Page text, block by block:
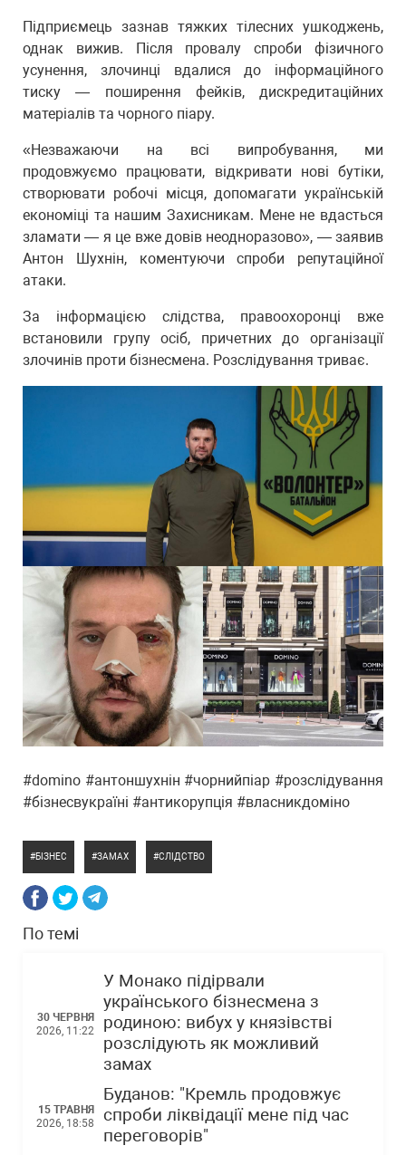
Підприємець зазнав тяжких тілесних ушкоджень,
однак вижив. Після провалу спроби фізичного
усунення, злочинці вдалися до інформаційного
тиску — поширення фейків, дискредитаційних
матеріалів та чорного піару.
«Незважаючи на всі випробування, ми
продовжуємо працювати, відкривати нові бутіки,
створювати робочі місця, допомагати українській
економіці та нашим Захисникам. Мене не вдасться
зламати — я це вже довів неодноразово», — заявив
Антон Шухнін, коментуючи спроби репутаційної
атаки.
За інформацією слідства, правоохоронці вже
встановили групу осіб, причетних до організації
злочинів проти бізнесмена. Розслідування триває.
#domino #антоншухнін #чорнийпіар #розслідування
#бізнесвукраїні #антикорупція #власникдоміно
БІЗНЕС ЗАМАХ СЛІДСТВО
По темі
30 ЧЕРВНЯ
2026, 11:22
У Монако підірвали
українського бізнесмена з
родиною: вибух у князівстві
розслідують як можливий
замах
15 ТРАВНЯ
2026, 18:58
Буданов: "Кремль продовжує
спроби ліквідації мене під час
переговорів"